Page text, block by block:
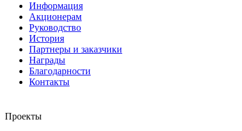
Информация
Акционерам
Руководство
История
Партнеры и заказчики
Награды
Благодарности
Контакты
Проекты